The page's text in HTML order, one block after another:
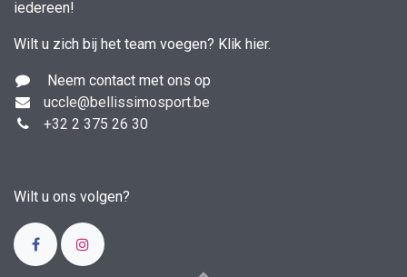
iedereen!
Wilt u zich bij het team voegen? Klik hier.
Neem contact met ons op
uccle@bellissimosport.be
+32 2 375 26 30
Wilt u ons volgen?